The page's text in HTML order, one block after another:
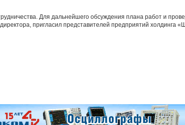
Для дальнейшего обсуждения плана работ и
пригласил представителей предприятий холдинга